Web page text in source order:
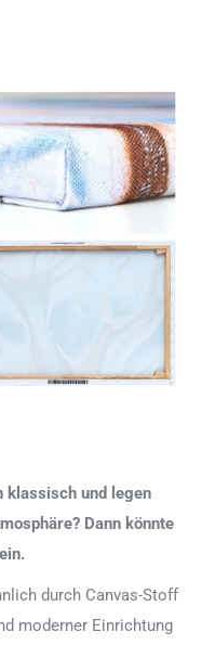
klassisch und legen
Dann könnte
durch Canvas-Stoff
moderner Einrichtung